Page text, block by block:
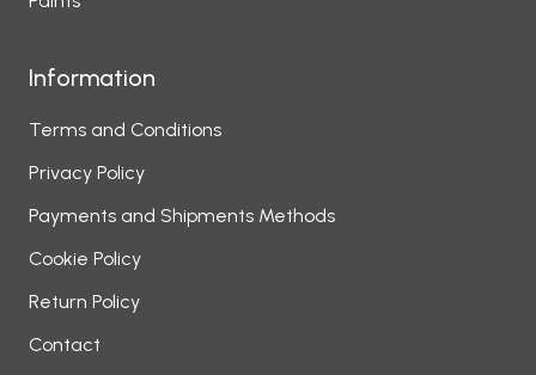
Information
Terms and Conditions
Privacy Policy
Payments and Shipments Methods
Cookie Policy
Return Policy
Contact